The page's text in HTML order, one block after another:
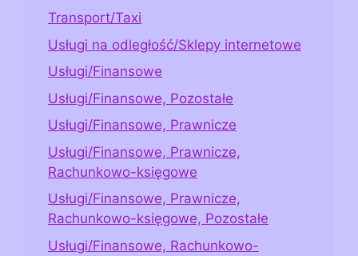
Transport/Taxi
Usługi na odległość/Sklepy internetowe
Usługi/Finansowe
Usługi/Finansowe, Pozostałe
Usługi/Finansowe, Prawnicze
Usługi/Finansowe, Prawnicze,
Rachunkowo-księgowe
Usługi/Finansowe, Prawnicze,
Rachunkowo-księgowe, Pozostałe
Usługi/Finansowe, Rachunkowo-